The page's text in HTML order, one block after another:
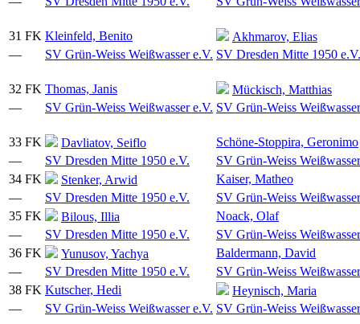
31 FK Kleinfeld, Benito
Akhmarov, Elias
—
SV Grün-Weiss Weißwasser e.V. SV Dresden Mitte 1950 e.V.
32 FK Thomas, Janis
Mückisch, Matthias
—
SV Grün-Weiss Weißwasser e.V. SV Grün-Weiss
33 FK Davliatov, Seiflo
Schöne-Stoppira, Geronimo
—
SV Dresden Mitte 1950 e.V.
SV Grün-Weiss
34 FK Stenker, Arwid
Kaiser, Matheo
—
SV Dresden Mitte 1950 e.V.
SV Grün-Weiss
35 FK Bilous, Illia
Noack, Olaf
—
SV Dresden Mitte 1950 e.V.
SV Grün-Weiss
36 FK Yunusov, Yachya
Baldermann, David
—
SV Dresden Mitte 1950 e.V.
SV Grün-Weiss
38 FK Kutscher, Hedi
Heynisch, Maria
—
SV Grün-Weiss Weißwasser e.V. SV Grün-Weiss